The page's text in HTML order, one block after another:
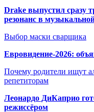
Drake выпустил сразу
резонанс в
Выбор маски сварщика
Евровидение-2026:
Почему родители ищут
репетиторам
Леонардо ДиКаприо
режиссёром